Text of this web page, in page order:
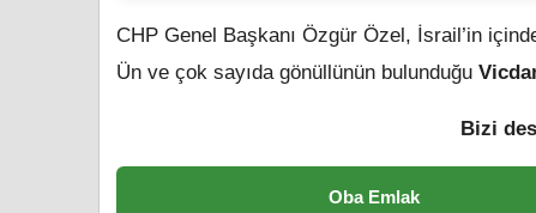
ÖZEL: “VİCDAN GEMİSİ’NE SALDIRI
CHP Genel Başkanı Özgür Özel, İsrail’in
Ün ve çok sayıda gönüllünün bulunduğu
Bizi
Oba Emlak